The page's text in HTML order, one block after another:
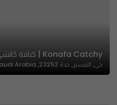
Konafa Catchy | كنافة كاتشي
حي, التيسير, جدة 23252, Saudi Arabia